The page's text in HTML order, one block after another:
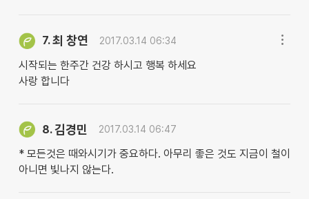
7.최 창연 2017.03.14 06:34
시작되는 한주간 건강 하시고 행복 하세요
사랑 합니다
8.김경민 2017.03.14 06:47
* 모든것은 때와시기가 중요하다. 아무리 좋은 것도 지금이 철이
아니면 빛나지 않는다.